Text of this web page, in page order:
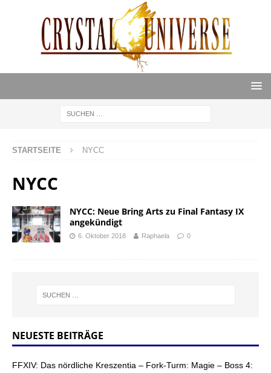
STARTSEITE NYCC
NYCC
NYCC: Neue Bring Arts zu Final Fantasy IX
angekündigt
6. Oktober 2018 Raphaela 0
NEUESTE BEITRÄGE
FFXIV: Das nördliche Kreszentia – Fork-Turm: Magie – Boss 4: